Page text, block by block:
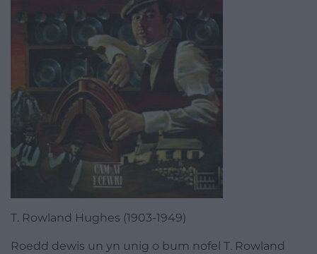
T. Rowland Hughes (1903-1949)
Roedd dewis un yn unig o bum nofel T. Rowland